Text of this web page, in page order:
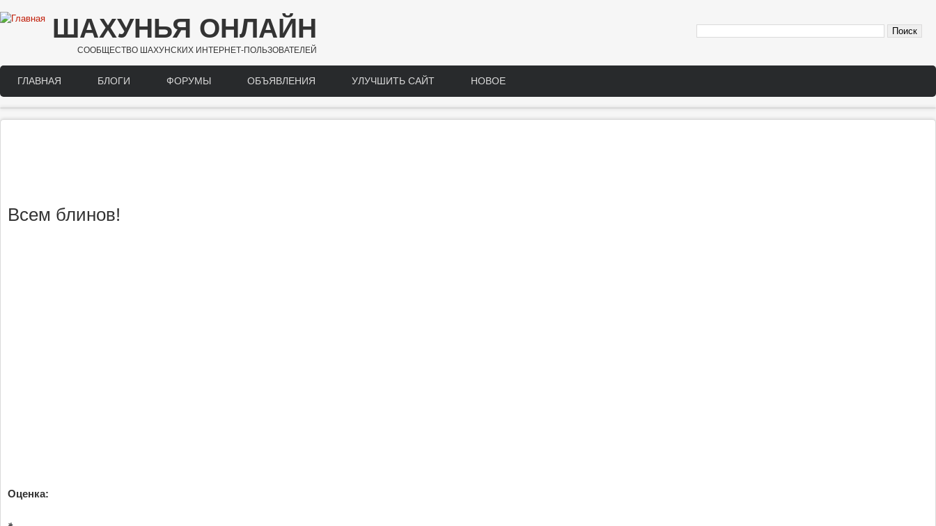
Перейти к основному содержанию
ШАХУНЬЯ ОНЛАЙН
СООБЩЕСТВО ШАХУНСКИХ ИНТЕРНЕТ-ПОЛЬЗОВАТЕЛЕЙ
Main menu
ГЛАВНАЯ БЛОГИ ФОРУМЫ ОБЪЯВЛЕНИЯ УЛУЧШИТЬ САЙТ НОВОЕ
Всем блинов!
Оценка: